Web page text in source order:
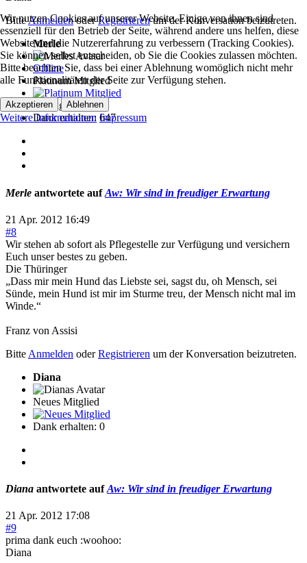
BitteAnmeldenoderRegistrierenum der Konversation beizutreten.
Merle
Offline
Platinum Mitglied
Beiträge: 1096
Dank erhalten: 647
Merle antwortete aufAw: Wir sind in freudiger Erwartung
21 Apr. 2012 16:49
#8
Wir stehen ab sofort als Pflegestelle zur Verfügung und versichern
Euch unser bestes zu geben.
Die Thüringer
„Dass mir mein Hund das Liebste sei, sagst du, oh Mensch, sei
Sünde, mein Hund ist mir im Sturme treu, der Mensch nicht mal im
Winde.“
Franz von Assisi
Bitte Anmelden oderRegistrieren um der Konversation beizutreten.
Diana
Neues Mitglied
Dank erhalten: 0
Diana antwortete aufAw: Wir sind in freudiger Erwartung
21 Apr. 2012 17:08
#9
prima dank euch :woohoo:
Diana
Wir nutzen Cookies auf unserer Website. Einige von ihnen sind
essenziell für den Betrieb der Seite, während andere uns helfen, diese
Website und die Nutzererfahrung zu verbessern (Tracking Cookies).
Sie können selbst entscheiden, ob Sie die Cookies zulassen möchten.
Bitte beachten Sie, dass bei einer Ablehnung womöglich nicht mehr
alle Funktionalitäten der Seite zur Verfügung stehen.
Akzeptieren Ablehnen
Weitere Informationen Impressum